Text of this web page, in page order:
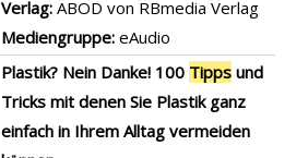
Verlag: ABOD von RBmedia Verlag
Mediengruppe: eAudio
Plastik? Nein Danke! 100 Tipps und
Tricks mit denen Sie Plastik ganz
einfach in Ihrem Alltag vermeiden